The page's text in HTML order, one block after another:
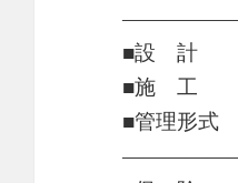
■設
■施
■管理形